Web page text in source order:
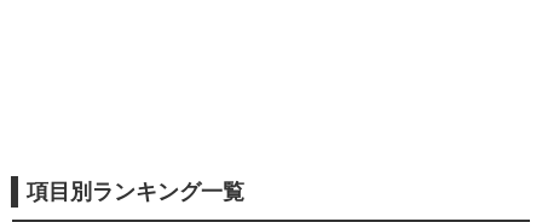
項目別ランキング一覧